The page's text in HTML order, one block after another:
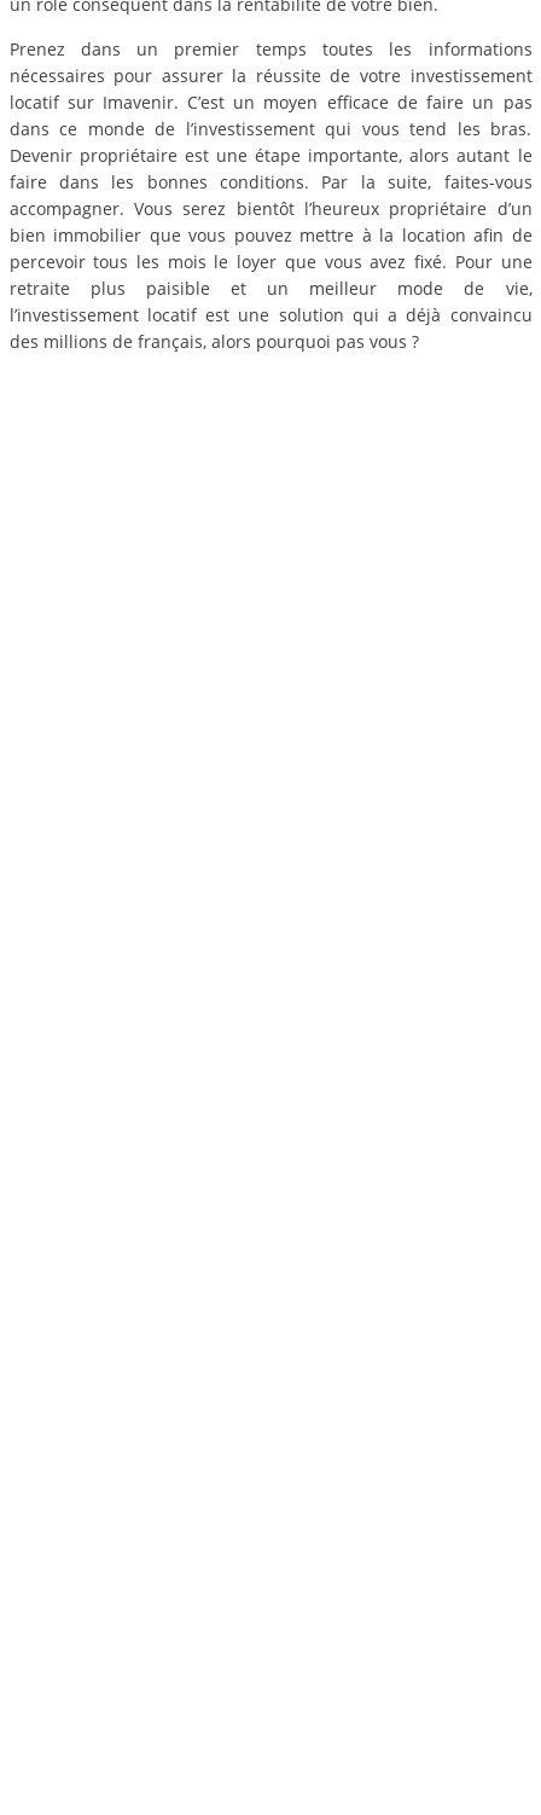
Prenez dans un premier temps toutes les informations
nécessaires pour assurer la réussite de votre investissement
locatif sur Imavenir. C’est un moyen efficace de faire un pas
dans ce monde de l’investissement qui vous tend les bras.
Devenir propriétaire est une étape importante, alors autant le
faire dans les bonnes conditions. Par la suite, faites-vous
accompagner. Vous serez bientôt l’heureux propriétaire d’un
bien immobilier que vous pouvez mettre à la location afin de
percevoir tous les mois le loyer que vous avez fixé. Pour une
retraite plus paisible et un meilleur mode de vie,
l’investissement locatif est une solution qui a déjà convaincu
des millions de français, alors pourquoi pas vous ?